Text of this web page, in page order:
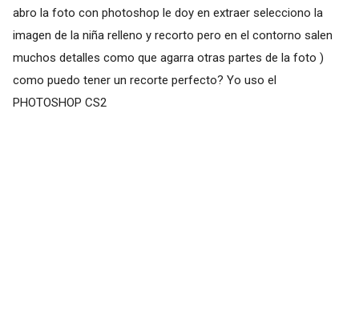
abro la foto con photoshop le doy en extraer selecciono la
imagen de la niña relleno y recorto pero en el contorno salen
muchos detalles como que agarra otras partes de la foto )
como puedo tener un recorte perfecto? Yo uso el
PHOTOSHOP CS2